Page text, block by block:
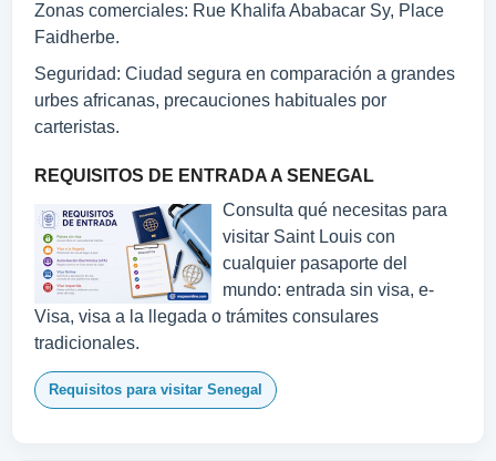
Zonas comerciales: Rue Khalifa Ababacar Sy, Place
Faidherbe.
Seguridad: Ciudad segura en comparación a grandes
urbes africanas, precauciones habituales por
carteristas.
REQUISITOS DE ENTRADA A SENEGAL
Consulta qué necesitas para
visitar Saint Louis con
cualquier pasaporte del
mundo: entrada sin visa, e-
Visa, visa a la llegada o trámites consulares
tradicionales.
Requisitos para visitar Senegal